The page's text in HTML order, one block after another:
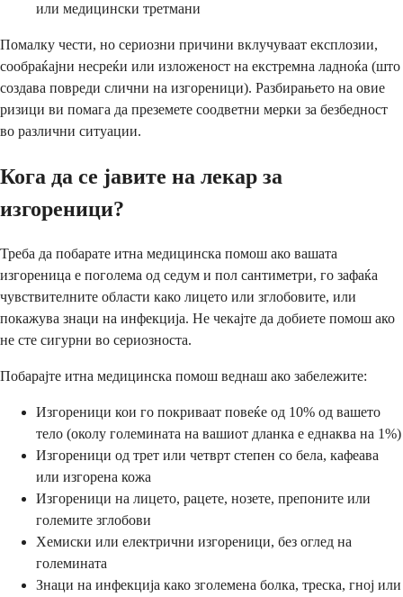
или медицински третмани
Помалку чести, но сериозни причини вклучуваат експлозии,
сообраќајни несреќи или изложеност на екстремна ладноќа (што
создава повреди слични на изгореници). Разбирањето на овие
ризици ви помага да преземете соодветни мерки за безбедност
во различни ситуации.
Кога да се јавите на лекар за
изгореници?
Треба да побарате итна медицинска помош ако вашата
изгореница е поголема од седум и пол сантиметри, го зафаќа
чувствителните области како лицето или зглобовите, или
покажува знаци на инфекција. Не чекајте да добиете помош ако
не сте сигурни во сериозноста.
Побарајте итна медицинска помош веднаш ако забележите:
Изгореници кои го покриваат повеќе од 10% од вашето
тело (околу големината на вашиот дланка е еднаква на 1%)
Изгореници од трет или четврт степен со бела, кафеава
или изгорена кожа
Изгореници на лицето, рацете, нозете, препоните или
големите зглобови
Хемиски или електрични изгореници, без оглед на
големината
Знаци на инфекција како зголемена болка, треска, гној или